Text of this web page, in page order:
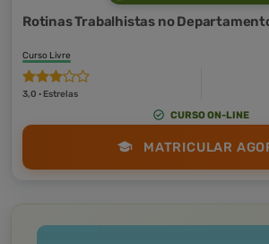
Rotinas Trabalhistas no
Curso Livre
3,0 · Estrelas
CURSO ON-LINE
MATRICULAR